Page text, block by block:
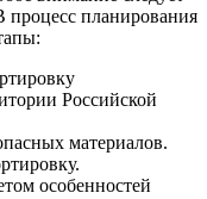
процесс планирования
Российской
материалов.
особенностей